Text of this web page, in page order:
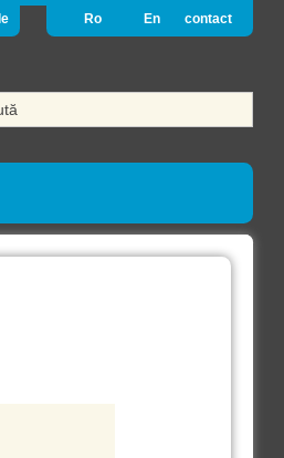
Ro En contact